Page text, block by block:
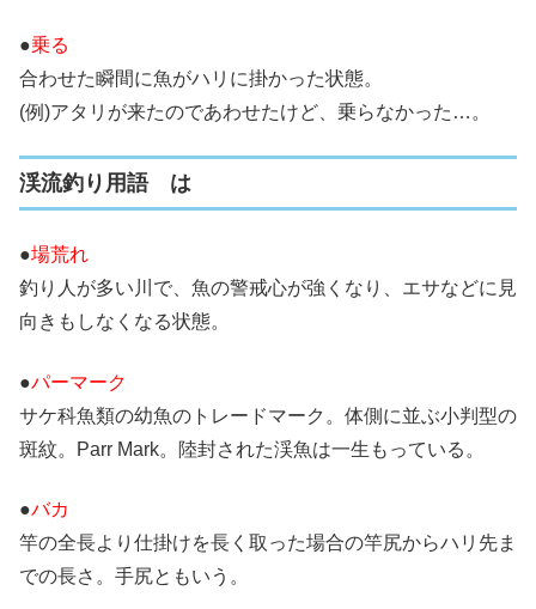
●乗る
合わせた瞬間に魚がハリに掛かった状態。
(例)アタリが来たのであわせたけど、乗らなかった…。
渓流釣り用語 は
●場荒れ
釣り人が多い川で、魚の警戒心が強くなり、エサなどに見
向きもしなくなる状態。
●パーマーク
サケ科魚類の幼魚のトレードマーク。体側に並ぶ小判型の
斑紋。Parr Mark。陸封された渓魚は一生もっている。
●バカ
竿の全長より仕掛けを長く取った場合の竿尻からハリ先ま
での長さ。手尻ともいう。